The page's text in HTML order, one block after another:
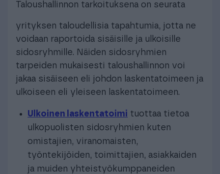
Taloushallinnon tarkoituksena on seurata
yrityksen taloudellisia tapahtumia, jotta ne
voidaan raportoida sisäisille ja ulkoisille
sidosryhmille. Näiden sidosryhmien
tarpeiden mukaisesti taloushallinnon voi
jakaa sisäiseen eli johdon laskentatoimeen ja
ulkoiseen eli yleiseen laskentatoimeen.
Ulkoinen laskentatoimi tuottaa tietoa
ulkopuolisten sidosryhmien kuten
omistajien, viranomaisten,
työntekijöiden, toimittajien, asiakkaiden
ja muiden yhteistyökumppaneiden